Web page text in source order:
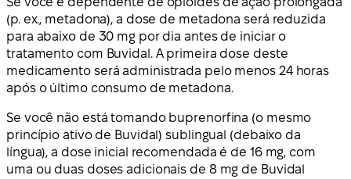
(p. ex., metadona), a dose de metadona será reduzida
para abaixo de 30 mg por dia antes de iniciar o
tratamento com Buvidal. A primeira dose deste
medicamento será administrada pelo menos 24 horas
após o último consumo de metadona.
Se você não está tomando buprenorfina (o mesmo
princípio ativo de Buvidal) sublingual (debaixo da
língua), a dose inicial recomendada é de 16 mg, com
uma ou duas doses adicionais de 8 mg de Buvidal